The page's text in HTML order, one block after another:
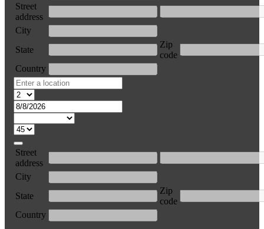
Street
address
City
State
Zip
code
Country
Street
address
City
State
Zip
code
Country